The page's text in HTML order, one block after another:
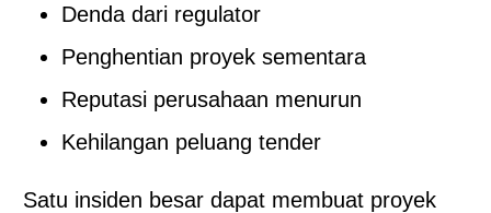
Denda dari regulator
Penghentian proyek sementara
Reputasi perusahaan menurun
Kehilangan peluang tender
Satu insiden besar dapat membuat proyek